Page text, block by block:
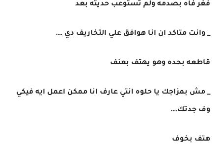
فغر فاه بصدمه ولم تستوعب حديثه بعد
_ وانت متاكد ان انا هوافق علي التخاريف دي ….
قاطعه بحده وهو يهتف بعنف
_ مش بمزاجك يا حلوه انتي عارف انا ممكن اعمل ايه فيكي
وف جدتك….
هتف بخوف